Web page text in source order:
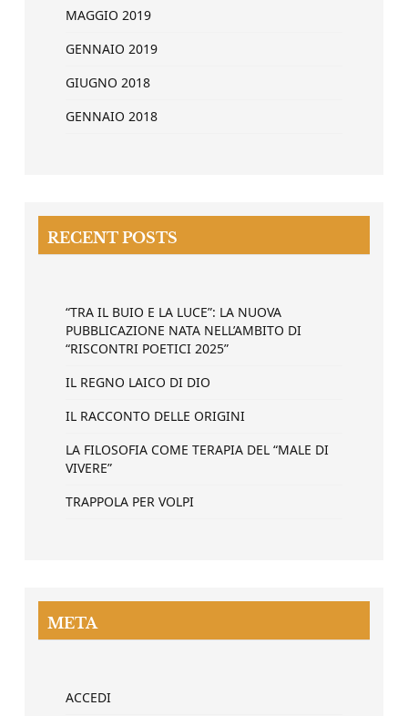
MAGGIO 2019
GENNAIO 2019
GIUGNO 2018
GENNAIO 2018
RECENT POSTS
“TRA IL BUIO E LA LUCE”: LA NUOVA
PUBBLICAZIONE NATA NELL’AMBITO DI
“RISCONTRI POETICI 2025”
IL REGNO LAICO DI DIO
IL RACCONTO DELLE ORIGINI
LA FILOSOFIA COME TERAPIA DEL “MALE DI
VIVERE”
TRAPPOLA PER VOLPI
META
ACCEDI